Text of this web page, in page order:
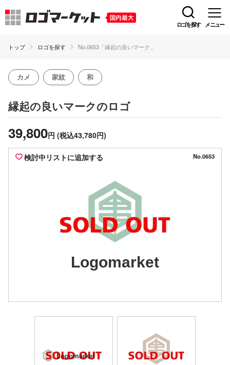
ロゴを探す メニュー
トップ ロゴを探す No.0653「縁起の良いマーク」
カメ 家紋 和
縁起の良いマークのロゴ
39,800円 (税込43,780円)
検討中リストに追加する No.0653
Logomarket
Logomarket